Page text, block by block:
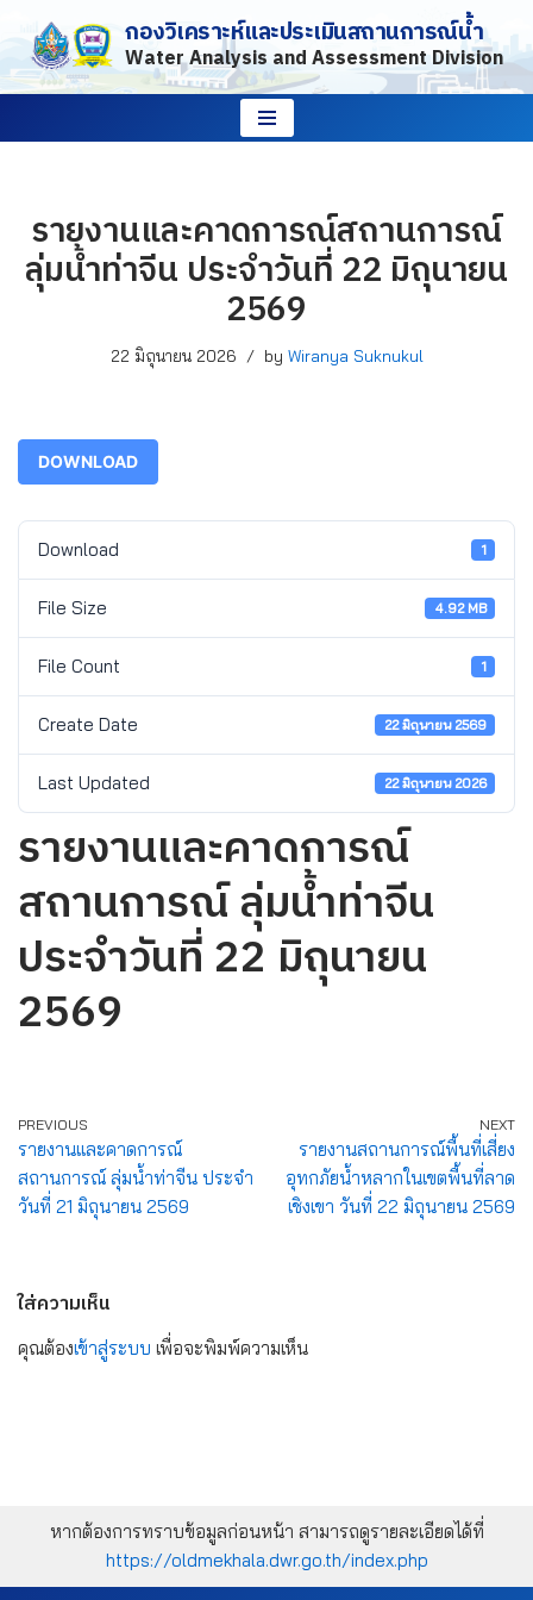
Skip
to
กองวิเคราะห์และประเมินสถานการณ์น้ำ
Water Analysis and Assessment Division
รายงานและคาดการณ์สถานการณ์
ลุ่มน้ำท่าจีน ประจำวันที่ 22 มิถุนายน
2569
22 มิถุนายน 2026 by Wiranya Suknukul
DOWNLOAD
Download 1
File Size 4.92 MB
File Count 1
Create Date 22 มิถุนายน 2569
Last Updated 22 มิถุนายน 2026
รายงานและคาดการณ์
สถานการณ์ ลุ่มน้ำท่าจีน
ประจำวันที่ 22 มิถุนายน
2569
PREVIOUS
รายงานและคาดการณ์
สถานการณ์ ลุ่มน้ำท่าจีน ประจำ
วันที่ 21 มิถุนายน 2569
NEXT
รายงานสถานการณ์พื้นที่เสี่ยง
อุทกภัยน้ำหลากในเขตพื้นที่ลาด
เชิงเขา วันที่ 22 มิถุนายน 2569
ใส่ความเห็น
คุณต้องเข้าสู่ระบบ เพื่อจะพิมพ์ความเห็น
หากต้องการทราบข้อมูลก่อนหน้า สามารถดูรายละเอียดได้ที่
https://oldmekhala.dwr.go.th/index.php